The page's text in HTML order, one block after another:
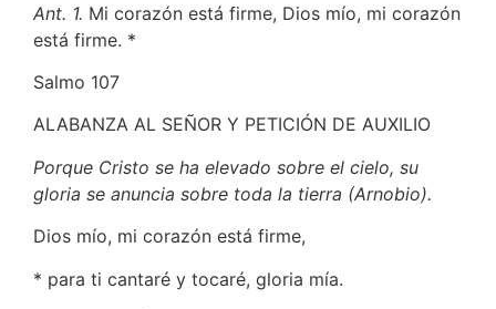
Ant. 1. Mi corazón está firme, Dios mío, mi corazón
está firme. *
Salmo 107
ALABANZA AL SEÑOR Y PETICIÓN DE AUXILIO
Porque Cristo se ha elevado sobre el cielo, su
gloria se anuncia sobre toda la tierra (Arnobio).
Dios mío, mi corazón está firme,
* para ti cantaré y tocaré, gloria mía.